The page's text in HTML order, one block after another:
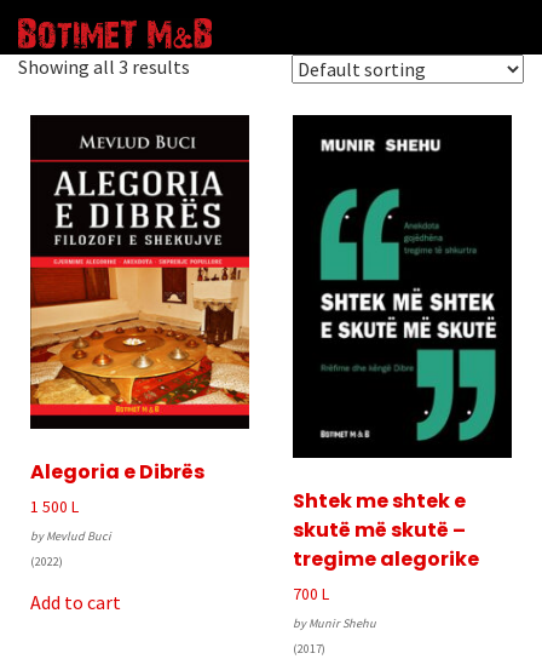
Showing all 3 results
Alegoria e Dibrës
1 500 L
by Mevlud Buci
(2022)
Add to cart
Shtek me shtek e
skutë më skutë –
tregime alegorike
700L
by Munir Shehu
(2017)